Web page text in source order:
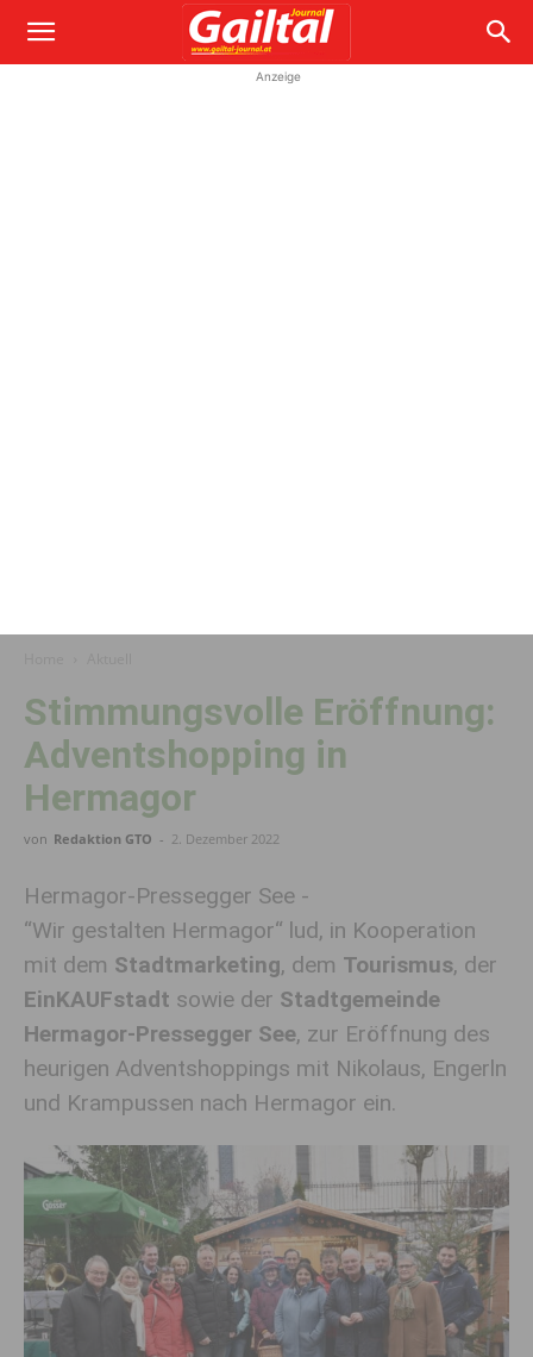
Anzeige
Stimmungsvolle Eröffnung:
Adventshopping in
Hermagor
von Redaktion GTO - 2. Dezember 2022
Hermagor-Pressegger See -
“Wir gestalten Hermagor“ lud, in Kooperation
mit dem Stadtmarketing, dem Tourismus, der
EinKAUFstadt sowie der Stadtgemeinde
Hermagor-Pressegger See, zur Eröffnung des
heurigen Adventshoppings mit Nikolaus, Engerln
und Krampussen nach Hermagor ein.